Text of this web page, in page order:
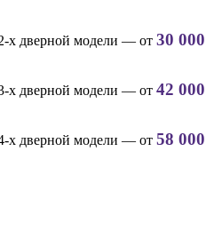
х дверной модели — от 30 000
х дверной модели — от 42 000
х дверной модели — от 58 000